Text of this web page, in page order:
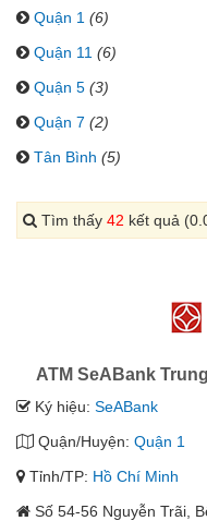
Quận 1 (6)
Quận 11 (6)
Quận 5 (3)
Quận 7 (2)
Tân Bình (5)
Tìm thấy 42 kết quả
ATM SeABank
Ký hiệu: SeABank
Quận/Huyện: Quận 1
Tỉnh/TP: Hồ Chí Minh
Số 54-56 Nguyễn Trãi,